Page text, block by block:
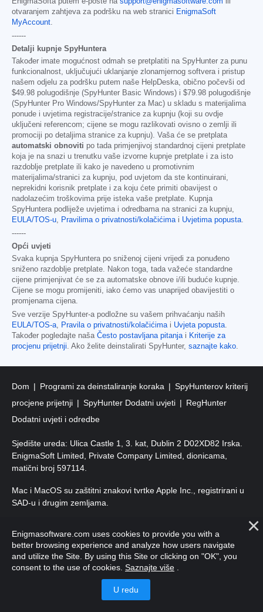
otvaranjem zahtjeva za podršku na web stranici EnigmaSoft
MyAccount.
------
Detalji kupnje SpyHuntera
Također imate mogućnost odmah se pretplatiti na SpyHunter za punu
funkcionalnost, uključujući uklanjanje zlonamjernog softvera i pristup
našem odjelu za podršku putem naše HelpDeska, obično počevši od
$49.98 polugodišnje (SpyHunter Basic Windows) i $79.98 polugodišnje
(SpyHunter Pro Windows/SpyHunter za Mac) u skladu s materijalima
ponude i uvjetima registracije/stranice za kupnju (koji su ovdje
uključeni referencom; cijene se mogu razlikovati ovisno o zemlji ili
promociji po detaljima stranice za kupnju). Vaša će se pretplata
automatski obnoviti po tada primjenjivoj standardnoj cijeni pretplate
koja je na snazi u trenutku vaše izvorne kupnje pretplate i za isto
razdoblje pretplate ili kako je navedeno u promotivnim
materijalima/stranici za kupnju, pod uvjetom da ste kontinuirani,
neprekidni korisnik pretplate i za koju ćete primiti obavijest o
nadolazećim troškovima prije isteka vaše pretplate. Kupnja
SpyHuntera podliježe uvjetima i odredbama na stranici za kupnju,
EULA/TOS-u, Pravilima o privatnosti/kolačićimai Uvjetima popusta.
------
Opći uvjeti
Svaka kupnja SpyHuntera po sniženoj cijeni vrijedi za ponuđeno
sniženo razdoblje pretplate. Nakon toga, tada važeće standardne
cijene primjenjivat će se za automatske obnove i/ili buduće kupnje.
Cijene se mogu promijeniti, iako ćemo vas unaprijed obavijestiti o
promjenama cijena.
Sve verzije SpyHunter-a podložne su vašem prihvaćanju naših
EULA/TOS-a, Pravila o privatnosti/kolačićimai Uvjeta popusta.
Također pogledajte naša Često postavljana pitanjai Kriterije za
procjenu prijetnji. Ako želite deinstalirati SpyHunter, saznajte kako.
Dom Programi za deinstaliranje koraka
SpyHunterov kriterij
procjene prijetnji
SpyHunter Dodatni uvjeti
RegHunter
Dodatni uvjeti i odredbe
Sjedište ureda: Ulica Castle 1, 3. kat, Dublin 2 D02XD82 Irska.
EnigmaSoft Limited, Private Company Limited, dionicama,
matični broj 597114.
Mac i MacOS su zaštitni znakovi tvrtke Apple Inc., registrirani u
SAD-u i drugim zemljama.
pridržana.
Enigmasoftware.com uses cookies to provide you with a
better browsing experience and analyze how users navigate
and utilize the Site. By using this Site or clicking on "OK", you
consent to the use of cookies. Saznajte više